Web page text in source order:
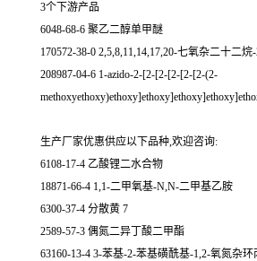
3个下游产品
6048-68-6 聚乙二醇单甲醚
170572-38-0 2,5,8,11,14,17,20-七氧杂二十二烷
208987-04-6 1-azido-2-[2-[2-[2-[2-[2-(2-
生产厂家优惠供应以下品种,欢迎咨询:
6108-17-4 乙酸锂二水合物
18871-66-4 1,1-二甲氧基-N,N-二甲基乙胺
6300-37-4 分散黄 7
2589-57-3 偶氮二异丁酸二甲酯
63160-13-4 3-苯基-2-苯基磺酰基-1,2-氧氮杂环